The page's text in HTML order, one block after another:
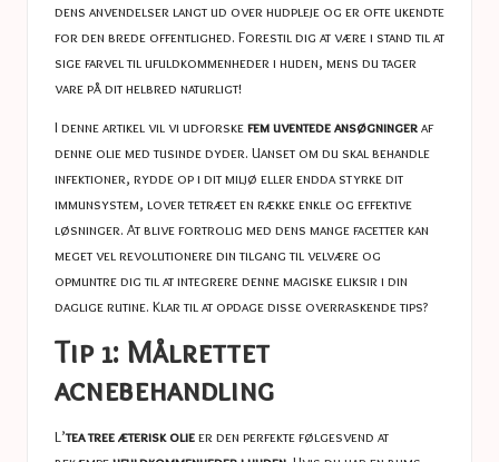
dens anvendelser langt ud over hudpleje og er ofte ukendte
for den brede offentlighed. Forestil dig at være i stand til at
sige farvel til ufuldkommenheder i huden, mens du tager
vare på dit helbred naturligt!
I denne artikel vil vi udforskefem uventede ansøgningeraf
denne olie med tusinde dyder. Uanset om du skal behandle
infektioner, rydde op i dit miljø eller endda styrke dit
immunsystem, lover tetræet en række enkle og effektive
løsninger. At blive fortrolig med dens mange facetter kan
meget vel revolutionere din tilgang til velvære og
opmuntre dig til at integrere denne magiske eliksir i din
daglige rutine. Klar til at opdage disse overraskende tips?
Tip 1: Målrettet
acnebehandling
L’tea tree æterisk olieer den perfekte følgesvend at